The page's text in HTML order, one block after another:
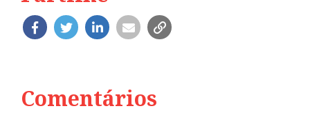
Comentários